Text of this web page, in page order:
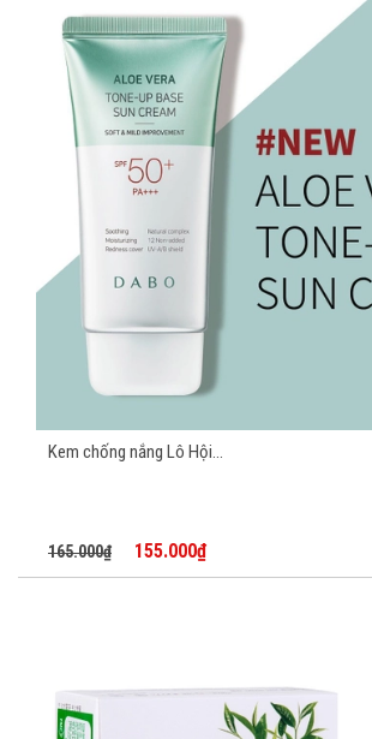
Kem chống nắng Lô Hội...
165.000₫ 155.000₫